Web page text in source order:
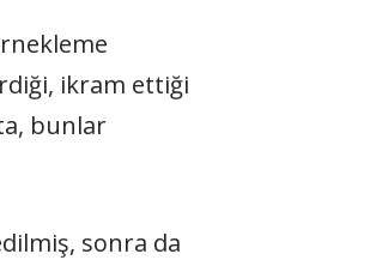
ikram ettiği
bunlar
sonra da